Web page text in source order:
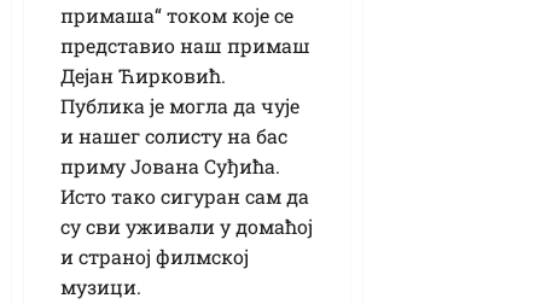
примаша“ током које се
представио наш примаш
Дејан Ћирковић.
Публика је могла да чује
и нашег солисту на бас
приму Јована Суђића.
Исто тако сигуран сам да
су сви уживали у домаћој
и страној филмској
музици.